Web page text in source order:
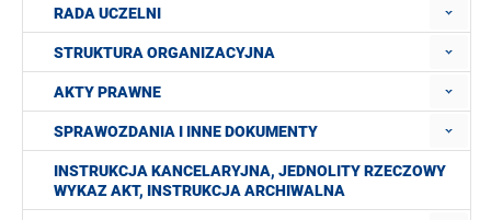
RADA UCZELNI
STRUKTURA ORGANIZACYJNA
AKTY PRAWNE
SPRAWOZDANIA I INNE DOKUMENTY
INSTRUKCJA KANCELARYJNA, JEDNOLITY RZECZOWY
WYKAZ AKT, INSTRUKCJA ARCHIWALNA